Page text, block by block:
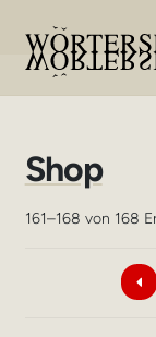
Zur
Navigation
Zum
Inhalt
Shop
161–168 von 168